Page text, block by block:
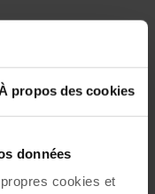
propos des cookies
données
cookies et
Ulrich, R., Eriksen,
coronary care